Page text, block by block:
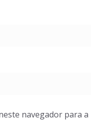
navegador para